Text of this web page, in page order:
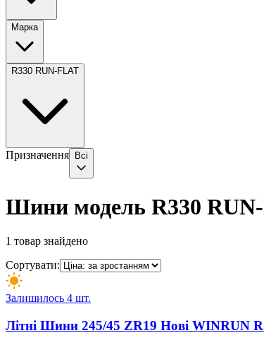
Марка
R330 RUN-FLAT
Призначення Всі
Шини модель R330
1 товар знайдено
Сортувати:
Залишилось 4 шт.
Літні Шини 245/45 ZR19 Нові WINRUN